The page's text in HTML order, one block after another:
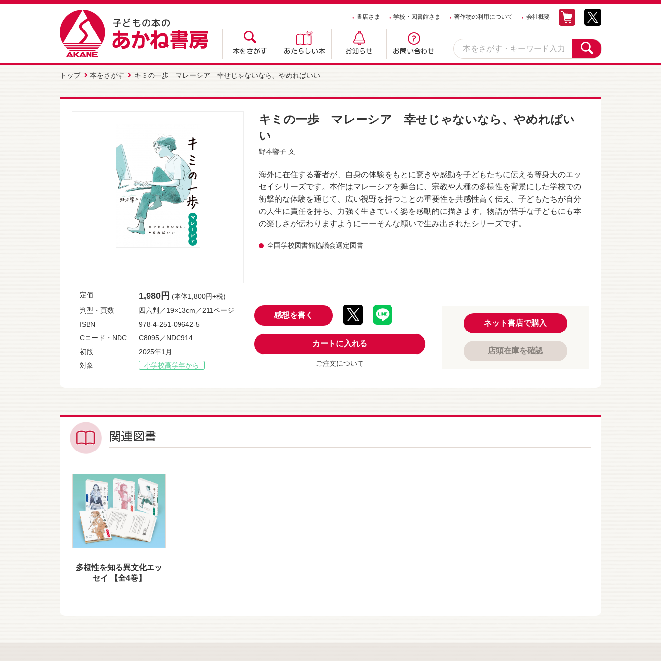
書店さま 学校・図書館さま 著作物の利用について 会社概要
本をさがす あたらしい本 お知らせ お問い合わせ
トップ 本をさがす キミの一歩 マレーシア 幸せじゃないなら、やめればいい
キミの一歩 マレーシア 幸せじゃないなら、やめればい
い
野本響子 文
海外に在住する著者が、自身の体験をもとに驚きや感動を子どもたちに伝える等身大のエッ
セイシリーズです。本作はマレーシアを舞台に、宗教や人種の多様性を背景にした学校での
衝撃的な体験を通じて、広い視野を持つことの重要性を共感性高く伝え、子どもたちが自分
の人生に責任を持ち、力強く生きていく姿を感動的に描きます。物語が苦手な子どもにも本
の楽しさが伝わりますようにーーそんな願いで生み出されたシリーズです。
全国学校図書館協議会選定図書
感想を書く
カートに入れる
ご注文について
定価 1,980円 (本体1,800円+税)
判型・頁数
四六判／19×13cm／211ページ
ISBN
978-4-251-09642-5
Cコード・NDC
C8095／NDC914
初版
2025年1月
対象
小学校高学年から
ネット書店で購入
店頭在庫を確認
関連図書
多様性を知る異文化エッ
セイ 【全4巻】